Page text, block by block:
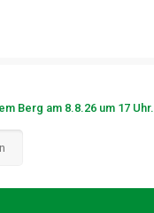
Berg am 8.8.26 um 17 Uhr.